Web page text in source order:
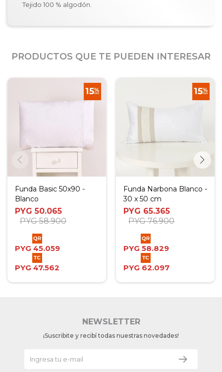
Tejido 100 % algodón.
PRODUCTOS QUE TE PUEDEN INTERESAR
Funda Basic 50x90 -
Blanco
PYG 50.065
PYG 58.900
PYG 45.059
PYG 47.562
Funda Narbona Blanco -
30 x 50 cm
PYG 65.365
PYG 76.900
PYG 58.829
PYG 62.097
NEWSLETTER
¡Suscribite y recibí todas nuestras novedades!